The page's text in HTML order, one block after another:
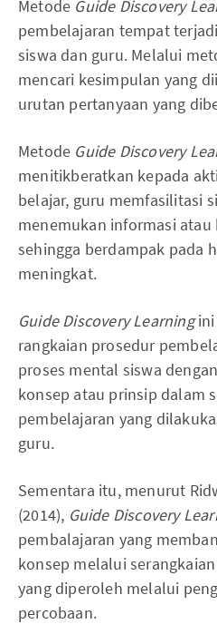
Metode Guide Discovery
pembelajaran tempat
siswa dan guru. Melalui
mencari kesimpulan yang
urutan pertanyaan yang
Metode Guide Discovery
menitikberatkan kepada
belajar, guru memfasilitasi
menemukan informasi atau
sehingga berdampak pada
meningkat.
Guide Discovery Learning
rangkaian prosedur
proses mental siswa
konsep atau prinsip dalam
pembelajaran yang
guru.
Sementara itu, menurut
(2014), Guide Discovery
pembalajaran yang
konsep melalui
yang diperoleh melalui
percobaan.